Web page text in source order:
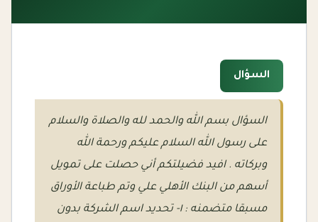
السؤال
السؤال بسم الله والحمد لله والصلاة والسلام
على رسول الله السلام عليكم ورحمة الله
وبركاته . افيد فضيلتكم أني حصلت على تمويل
أسهم من البنك الأهلي علي وتم طباعة الأوراق
مسبقا متضمنه : ١- تحديد اسم الشركة بدون